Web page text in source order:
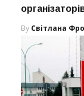
By Світлана